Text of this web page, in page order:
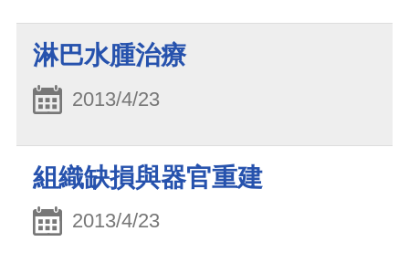
淋巴水腫治療
2013/4/23
組織缺損與器官重建
2013/4/23